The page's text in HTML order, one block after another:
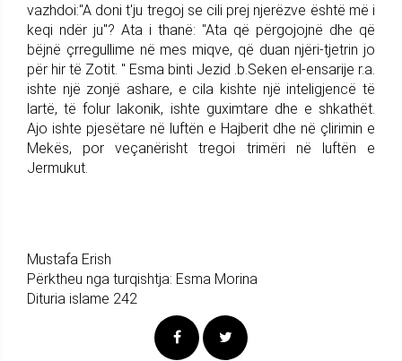
vazhdoi:"A doni t'ju tregoj se cili prej njerëzve është më i
keqi ndër ju"? Ata i thanë: "Ata që përgojojnë dhe që
bëjnë çrregullime në mes miqve, që duan njëri-tjetrin jo
për hir të Zotit. " Esma binti Jezid .b.Seken el-ensarije r.a.
ishte një zonjë ashare, e cila kishte një inteligjencë të
lartë, të folur lakonik, ishte guximtare dhe e shkathët.
Ajo ishte pjesëtare në luftën e Hajberit dhe në çlirimin e
Mekës, por veçanërisht tregoi trimëri në luftën e
Jermukut.
Mustafa Erish
Përktheu nga turqishtja: Esma Morina
Dituria islame 242